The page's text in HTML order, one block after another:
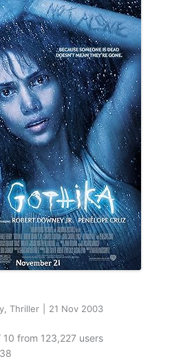
Thriller 21 Nov 2003
10 from 123,227 users
38